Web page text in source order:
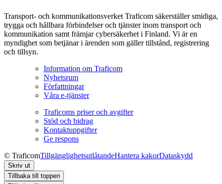
Transport- och kommunikationsverket Traficom säkerställer smidiga,
trygga och hållbara förbindelser och tjänster inom transport och
kommunikation samt främjar cybersäkerhet i Finland. Vi är en
myndighet som betjänar i ärenden som gäller tillstånd, registrering
och tillsyn.
Information om Traficom
Nyhetsrum
Författningar
Våra e-tjänster
Traficoms priser och avgifter
Stöd och bidrag
Kontaktuppgifter
Ge respons
© TraficomTillgänglighetsutlåtandeHantera kakorDataskydd
Skriv ut
Tillbaka till toppen